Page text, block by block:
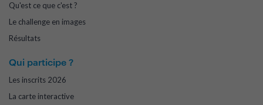
Qu'est ce que c'est ?
Le challenge en images
Résultats
Qui participe ?
Les inscrits 2026
La carte interactive